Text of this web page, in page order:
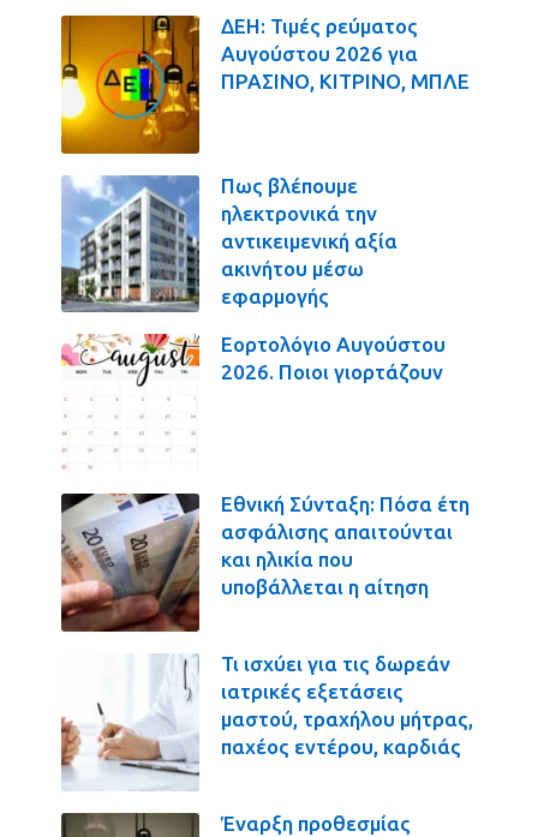
ΔΕΗ: Τιμές ρεύματος
Αυγούστου 2026 για
ΠΡΑΣΙΝΟ, ΚΙΤΡΙΝΟ, ΜΠΛΕ
Πως βλέπουμε
ηλεκτρονικά την
αντικειμενική αξία
ακινήτου μέσω
εφαρμογής
Εορτολόγιο Αυγούστου
2026. Ποιοι γιορτάζουν
Εθνική Σύνταξη: Πόσα έτη
ασφάλισης απαιτούνται
και ηλικία που
υποβάλλεται η αίτηση
Τι ισχύει για τις δωρεάν
ιατρικές εξετάσεις
μαστού, τραχήλου μήτρας,
παχέος εντέρου, καρδιάς
Έναρξη προθεσμίας